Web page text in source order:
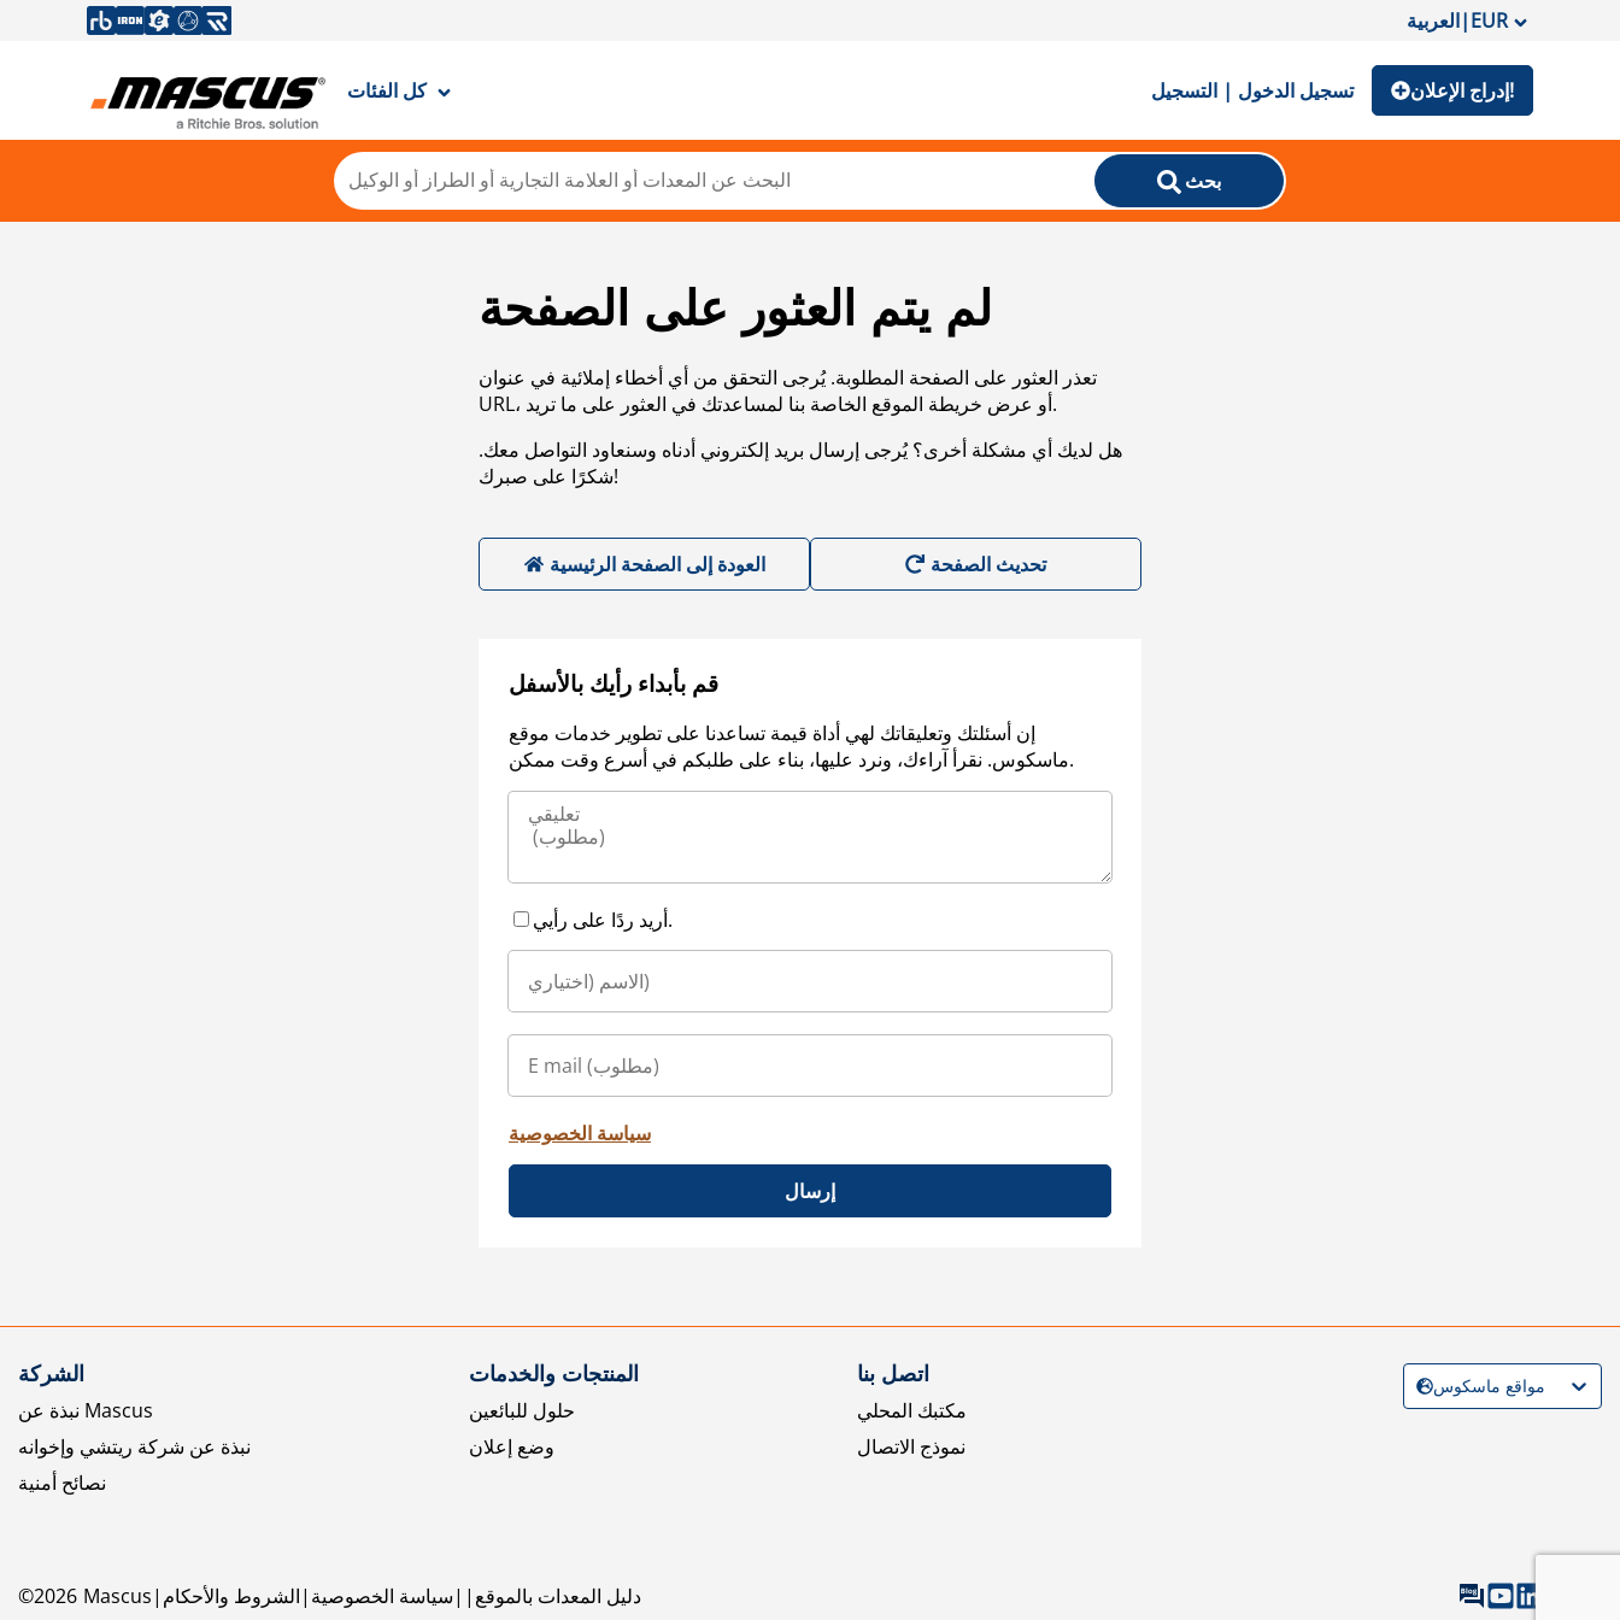
العربية|EUR
كل الفئات تسجيل الدخول | التسجيل إدراج الإعلان!
بحث
لم يتم العثور على الصفحة
تعذر العثور على الصفحة المطلوبة. يُرجى التحقق من أي أخطاء إملائية في عنوان
URL، أو عرض خريطة الموقع الخاصة بنا لمساعدتك في العثور على ما تريد.
هل لديك أي مشكلة أخرى؟ يُرجى إرسال بريد إلكتروني أدناه وسنعاود التواصل معك.
شكرًا على صبرك!
العودة إلى الصفحة الرئيسية
قم بأبداء رأيك بالأسفل
إن أسئلتك وتعليقاتك لهي أداة قيمة تساعدنا على تطوير خدمات موقع
ماسكوس. نقرأ آراءك، ونرد عليها، بناء على طلبكم في أسرع وقت ممكن.
أريد ردًا على رأيي.
سياسة الخصوصية
إرسال
الشركة
نبذة عن Mascus
نبذة عن شركة ريتشي وإخوانه
نصائح أمنية
المنتجات والخدمات
حلول للبائعين
وضع إعلان
اتصل بنا
مكتبك المحلي
نموذج الاتصال
©2026 Mascus الشروط والأحكام سياسة الخصوصية دليل المعدات بالموقع
مواقع ماسكوس